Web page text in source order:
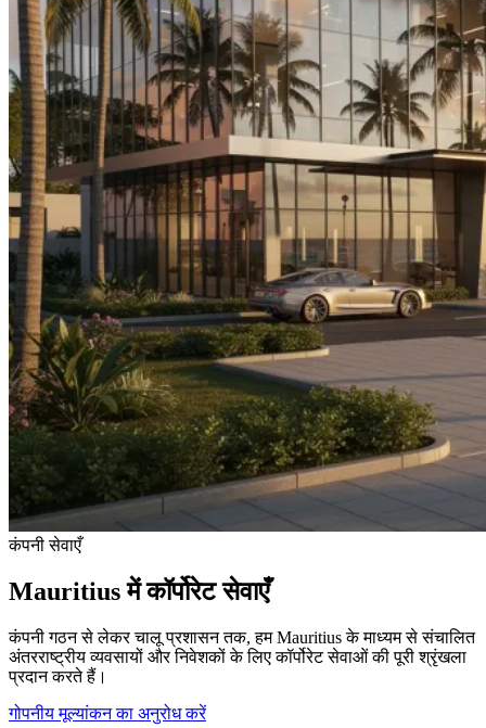
कंपनी सेवाएँ
Mauritius में कॉर्पोरेट सेवाएँ
कंपनी गठन से लेकर चालू प्रशासन तक, हम Mauritius के माध्यम से संचालित
अंतरराष्ट्रीय व्यवसायों और निवेशकों के लिए कॉर्पोरेट सेवाओं की पूरी श्रृंखला
प्रदान करते हैं।
गोपनीय मूल्यांकन का अनुरोध करें